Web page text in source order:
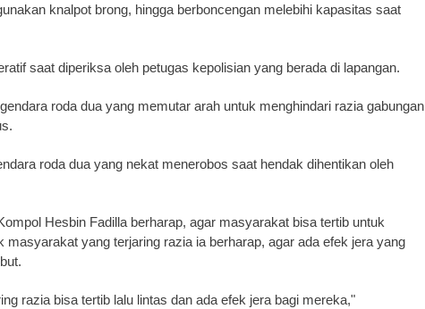
knalpot brong, hingga berboncengan melebihi kapasitas saat
saat diperiksa oleh petugas kepolisian yang berada di lapangan.
roda dua yang memutar arah untuk menghindari razia gabungan
roda dua yang nekat menerobos saat hendak dihentikan oleh
Hesbin Fadilla berharap, agar masyarakat bisa tertib untuk
masyarakat yang terjaring razia ia berharap, agar ada efek jera yang
razia bisa tertib lalu lintas dan ada efek jera bagi mereka,"